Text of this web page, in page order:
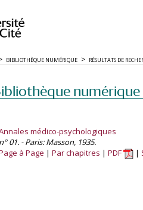
BIBLIOTHÈQUE NUMÉRIQUE RÉSULTATS DE
numérique
médico-psychologiques
n° 01. - Paris: Masson, 1935.
à Page
Par chapitres PDF